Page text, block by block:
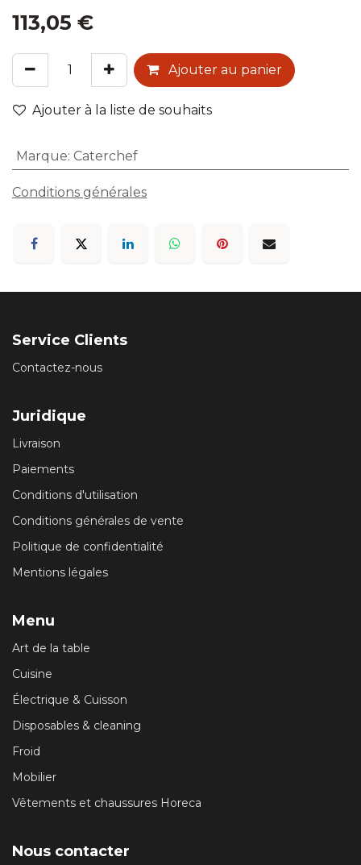
113,05 €
Ajouter au panier
Ajouter à la liste de souhaits
Marque: Caterchef
Conditions générales
Service Clients
Contactez-nous
Juridique
Livraison
Paiements
Conditions d'utilisation
Conditions générales de vente
Politique de confidentialité
Mentions légales
Menu
Art de la table
Cuisine
Électrique & Cuisson
Disposables & cleaning
Froid
Mobilier
Vêtements et chaussures Horeca
Nous contacter